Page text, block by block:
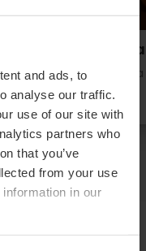
and ads, to
analyse our traffic.
use of our site with
partners who
that you’ve
from your use
in our